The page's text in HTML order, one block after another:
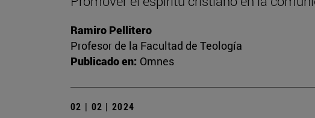
Ramiro Pellitero
Profesor de la Facultad de Teología
Publicado en: Omnes
02 | 02 | 2024